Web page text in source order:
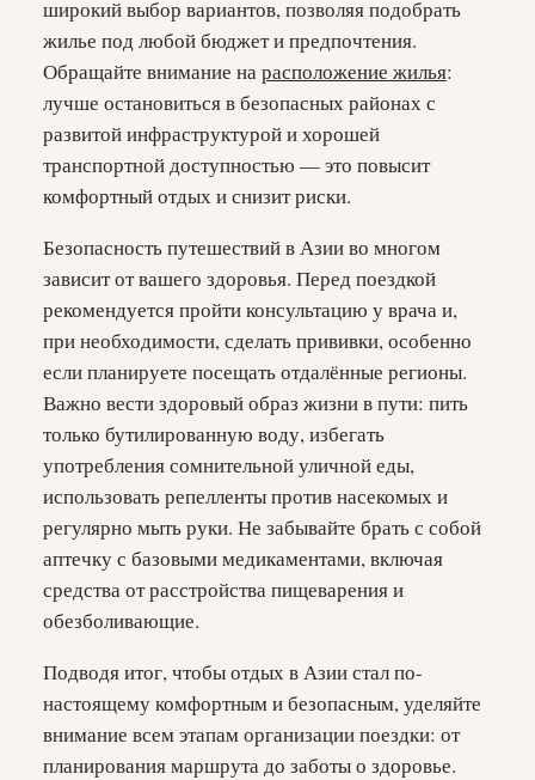
широкий выбор вариантов, позволяя подобрать
жилье под любой бюджет и предпочтения.
Обращайте внимание нарасположение жилья:
лучше остановиться в безопасных районах с
развитой инфраструктурой и хорошей
транспортной доступностью — это повысит
комфортный отдых и снизит риски.
Безопасность путешествий в Азии во многом
зависит от вашего здоровья. Перед поездкой
рекомендуется пройти консультацию у врача и,
при необходимости, сделать прививки, особенно
если планируете посещать отдалённые регионы.
Важно вести здоровый образ жизни в пути: пить
только бутилированную воду, избегать
употребления сомнительной уличной еды,
использовать репелленты против насекомых и
регулярно мыть руки. Не забывайте брать с собой
аптечку с базовыми медикаментами, включая
средства от расстройства пищеварения и
обезболивающие.
Подводя итог, чтобы отдых в Азии стал по-
настоящему комфортным и безопасным, уделяйте
внимание всем этапам организации поездки: от
планирования маршрута до заботы о здоровье.